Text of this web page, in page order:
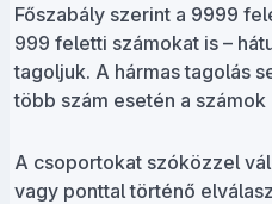
Főszabály szerint a 9999
999 feletti számokat is –
tagoljuk. A hármas tagolás
több szám esetén a számok
A csoportokat szóközzel
vagy ponttal történő